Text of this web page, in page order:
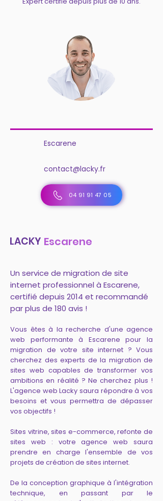
Escarene
contact@lacky.fr
04 91 91 47 05
LACKY Escarene
Un service de migration de site
internet professionnel à Escarene,
certifié depuis 2014 et recommandé
par plus de 180 avis !
Vous êtes à la recherche d'une agence
web performante à Escarene pour la
migration de votre site internet ? Vous
cherchez des experts de la migration de
sites web capables de transformer vos
ambitions en réalité ? Ne cherchez plus !
L'agence web Lacky saura répondre à vos
besoins et vous permettra de dépasser
vos objectifs !
Sites vitrine, sites e-commerce, refonte de
sites web : votre agence web saura
prendre en charge l'ensemble de vos
projets de création de sites internet.
De la conception graphique à l'intégration
technique, en passant par le